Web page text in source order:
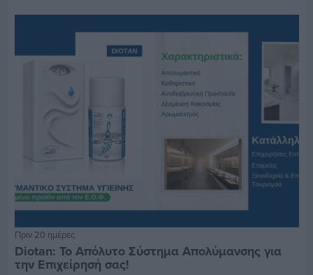
Πριν 20 ημέρες
Diotan: Το Απόλυτο Σύστημα Απολύμανσης για
την Επιχείρησή σας!